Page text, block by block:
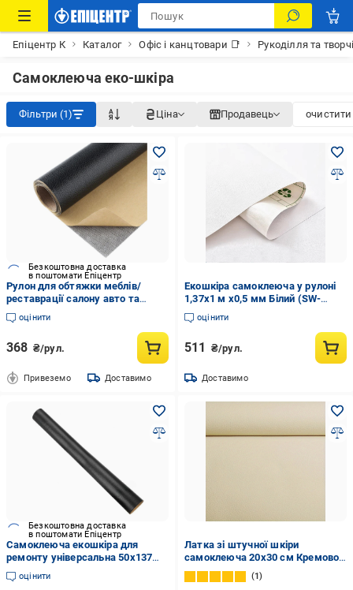
Епіцентр К Каталог Офіс і канцтовари 📑 Рукоділля та
Самоклеюча еко-шкіра
Фільтри (1) Ціна Продавець очистити
Безкоштовна доставка
в поштомати Епіцентр
Рулон для обтяжки меблів/
реставрації салону авто та
аксесуарів 50х137 см Чорний
(R9425)
оцінити
368 ₴/рул.
Привеземо Доставимо
Екошкіра самоклеюча у рулоні
1,37х1 м х0,5 мм Білий (SW-
00001166)
оцінити
511 ₴/рул.
Доставимо
Безкоштовна доставка
в поштомати Епіцентр
Самоклеюча екошкіра для
ремонту універсальна 50х137
см Чорний (29425)
оцінити
Латка зі штучної шкіри
самоклеюча 20х30 см Кремово-
білий
1